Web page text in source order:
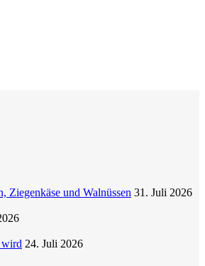
Ziegenkäse und Walnüssen 31. Juli 2026
wird 24. Juli 2026